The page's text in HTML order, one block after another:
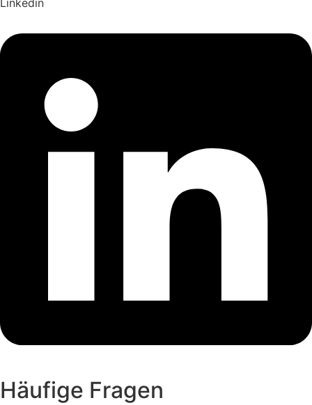
Linkedin
Häufige Fragen